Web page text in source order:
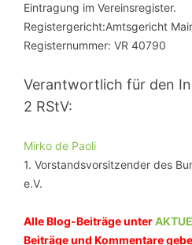
Eintragung im Vereinsregister.
Registergericht:Amtsgericht
Registernummer: VR 40790
Verantwortlich für den
2 RStV:
Mirko de Paoli
1. Vorstandsvorsitzender des
e.V.
Alle Blog-Beiträge unter
Beiträge und Kommentare